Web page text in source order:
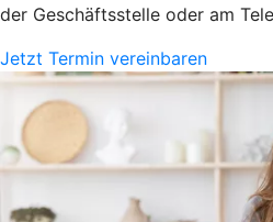
der Geschäftsstelle oder am
Jetzt Termin vereinbaren